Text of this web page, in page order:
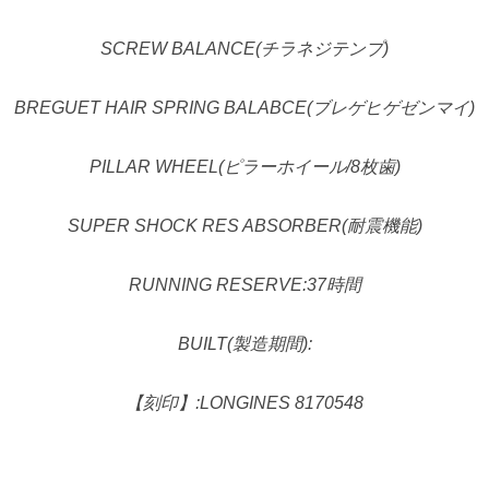
SCREW BALANCE(チラネジテンプ)
BREGUET HAIR SPRING BALABCE(ブレゲヒゲゼンマイ)
PILLAR WHEEL(ピラーホイール/8枚歯)
SUPER SHOCK RES ABSORBER(耐震機能)
RUNNING RESERVE:37時間
BUILT(製造期間):
【刻印】:LONGINES 8170548